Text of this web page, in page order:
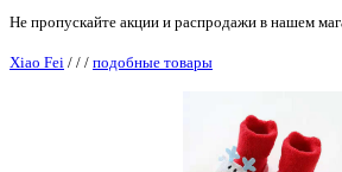
Не пропускайте акции и распродажи в нашем
Xiao Fei / / / подобные товары